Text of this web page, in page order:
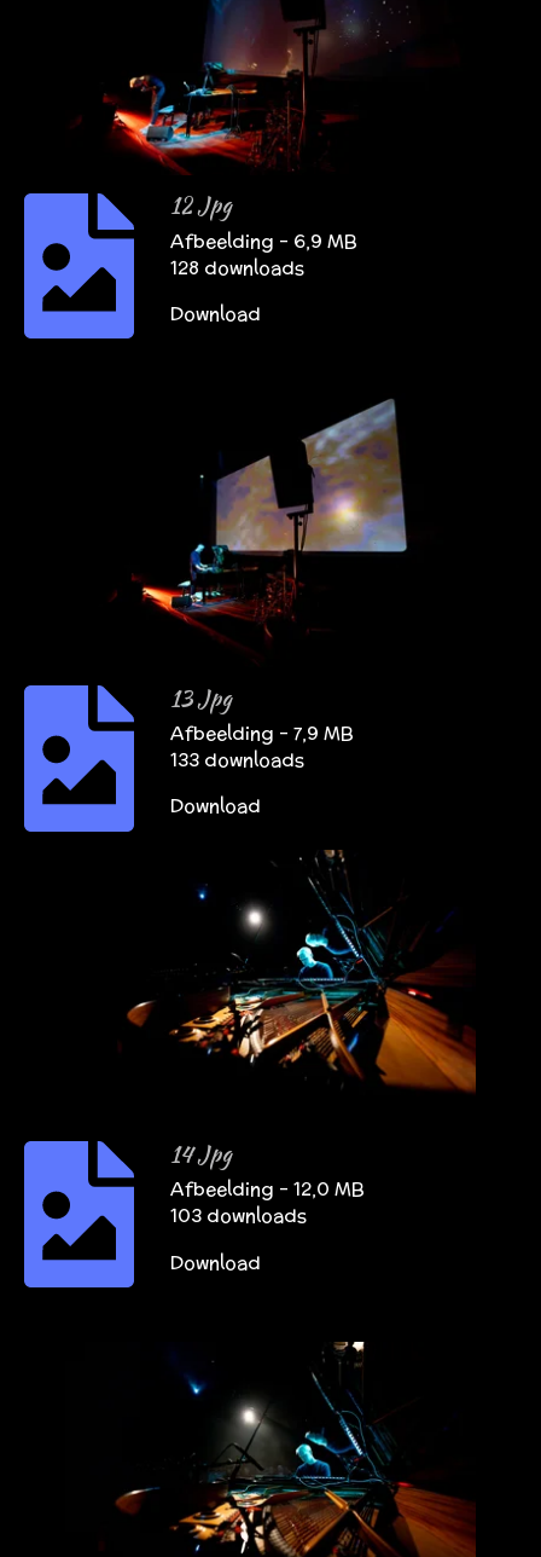
12 Jpg
Afbeelding – 6,9 MB
128 downloads
Download
13 Jpg
Afbeelding – 7,9 MB
133 downloads
Download
14 Jpg
Afbeelding – 12,0 MB
103 downloads
Download